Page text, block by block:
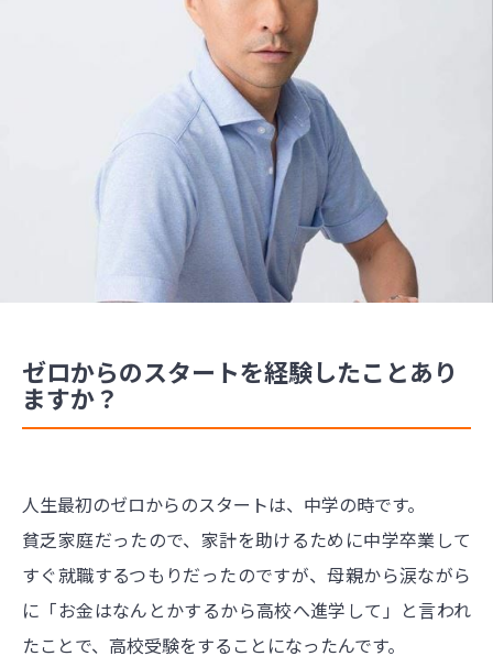
ゼロからのスタートを経験したことあり
ますか？
人生最初のゼロからのスタートは、中学の時です。
貧乏家庭だったので、家計を助けるために中学卒業して
すぐ就職するつもりだったのですが、母親から涙ながら
に「お金はなんとかするから高校へ進学して」と言われ
たことで、高校受験をすることになったんです。